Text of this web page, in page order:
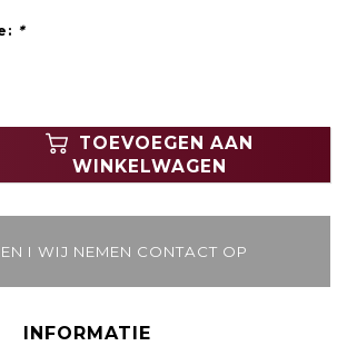
*
TOEVOEGEN AAN
WINKELWAGEN
I WIJ NEMEN CONTACT OP
INFORMATIE